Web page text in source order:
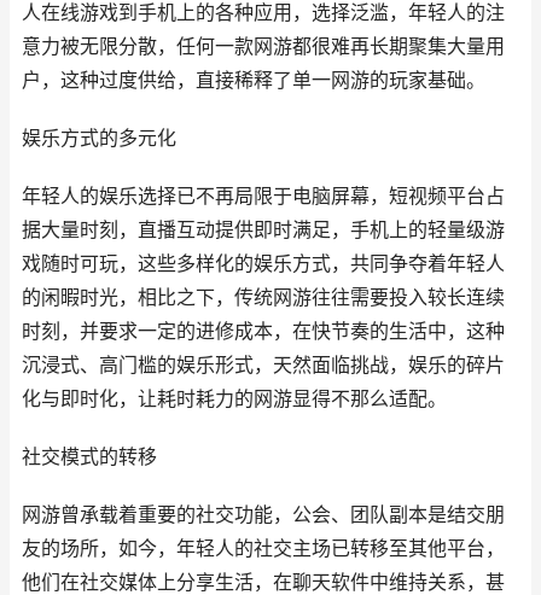
人在线游戏到手机上的各种应用，选择泛滥，年轻人的注
意力被无限分散，任何一款网游都很难再长期聚集大量用
户，这种过度供给，直接稀释了单一网游的玩家基础。
娱乐方式的多元化
年轻人的娱乐选择已不再局限于电脑屏幕，短视频平台占
据大量时刻，直播互动提供即时满足，手机上的轻量级游
戏随时可玩，这些多样化的娱乐方式，共同争夺着年轻人
的闲暇时光，相比之下，传统网游往往需要投入较长连续
时刻，并要求一定的进修成本，在快节奏的生活中，这种
沉浸式、高门槛的娱乐形式，天然面临挑战，娱乐的碎片
化与即时化，让耗时耗力的网游显得不那么适配。
社交模式的转移
网游曾承载着重要的社交功能，公会、团队副本是结交朋
友的场所，如今，年轻人的社交主场已转移至其他平台，
他们在社交媒体上分享生活，在聊天软件中维持关系，甚